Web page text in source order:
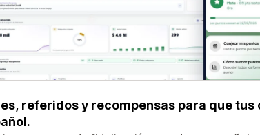
referidos y recompensas para que